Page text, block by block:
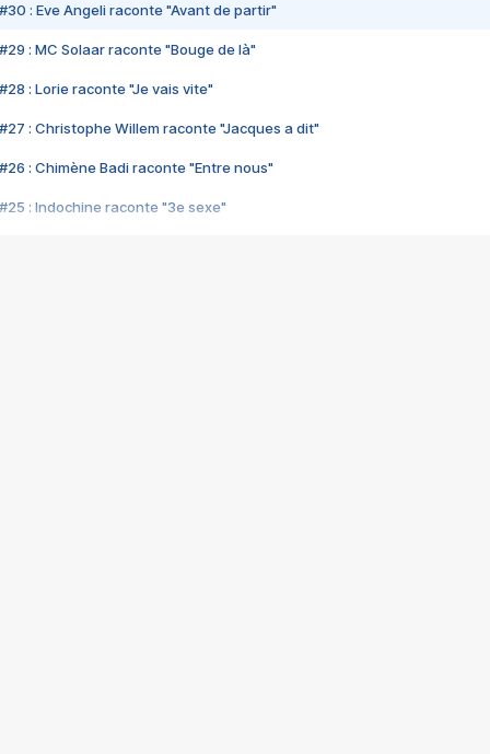
#30 : Eve Angeli raconte "Avant de partir"
#29 : MC Solaar raconte "Bouge de là"
#28 : Lorie raconte "Je vais vite"
#27 : Christophe Willem raconte "Jacques a dit"
#26 : Chimène Badi raconte "Entre nous"
#25 : Indochine raconte "3e sexe"